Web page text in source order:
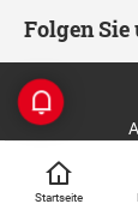
Startseite
Folgen Sie